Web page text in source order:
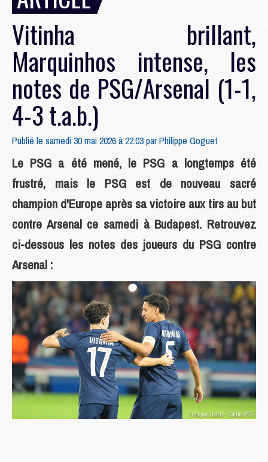
Vitinha brillant,
Marquinhos intense, les
notes de PSG/Arsenal (1-1,
4-3 t.a.b.)
Publié le samedi 30 mai 2026 à 22:03 parPhilippe Goguet
Le PSG a été mené, le PSG a longtemps été
frustré, mais le PSG est de nouveau sacré
champion d'Europe après sa victoire aux tirs au but
contre Arsenal ce samedi à Budapest. Retrouvez
ci-dessous les notes des joueurs du PSG contre
Arsenal :